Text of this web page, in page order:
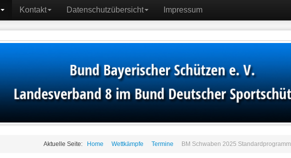
Kontakt Datenschutzübersicht Impressum
Aktuelle Seite: Home Wettkämpfe Termine BM Schwaben 2025 Standardprogramm